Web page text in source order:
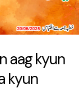
aag kyun
kyun